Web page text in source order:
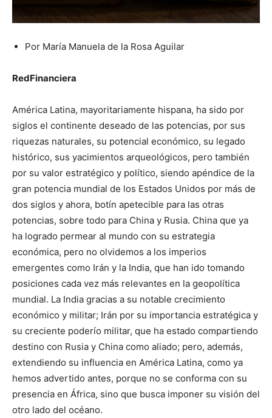
Por María Manuela de la Rosa Aguilar
RedFinanciera
América Latina, mayoritariamente hispana, ha sido por
siglos el continente deseado de las potencias, por sus
riquezas naturales, su potencial económico, su legado
histórico, sus yacimientos arqueológicos, pero también
por su valor estratégico y político, siendo apéndice de la
gran potencia mundial de los Estados Unidos por más de
dos siglos y ahora, botín apetecible para las otras
potencias, sobre todo para China y Rusia. China que ya
ha logrado permear al mundo con su estrategia
económica, pero no olvidemos a los imperios
emergentes como Irán y la India, que han ido tomando
posiciones cada vez más relevantes en la geopolítica
mundial. La India gracias a su notable crecimiento
económico y militar; Irán por su importancia estratégica y
su creciente poderío militar, que ha estado compartiendo
destino con Rusia y China como aliado; pero, además,
extendiendo su influencia en América Latina, como ya
hemos advertido antes, porque no se conforma con su
presencia en África, sino que busca imponer su visión del
otro lado del océano.